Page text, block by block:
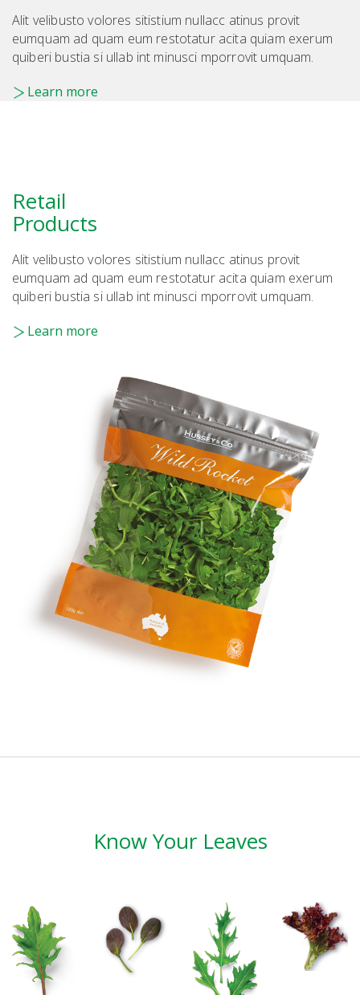
Alit velibusto volores sitistium nullacc atinus provit
eumquam ad quam eum restotatur acita quiam exerum
quiberi bustia si ullab int minusci mporrovit umquam.
Learn more
Retail
Products
Alit velibusto volores sitistium nullacc atinus provit
eumquam ad quam eum restotatur acita quiam exerum
quiberi bustia si ullab int minusci mporrovit umquam.
Learn more
Know Your Leaves